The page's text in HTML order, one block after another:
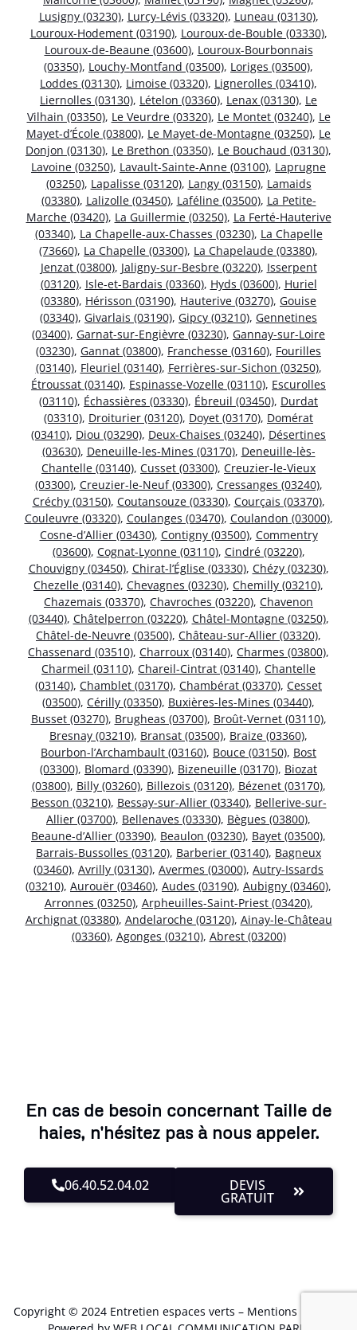
Lusigny (03230), Lurcy-Lévis (03320), Luneau (03130),
Louroux-Hodement (03190), Louroux-de-Bouble (03330),
Louroux-de-Beaune (03600), Louroux-Bourbonnais
(03350), Louchy-Montfand (03500), Loriges (03500),
Loddes (03130), Limoise (03320), Lignerolles (03410),
Liernolles (03130), Lételon (03360), Lenax (03130), Le
Vilhain (03350), Le Veurdre (03320), Le Montet (03240), Le
Mayet-d’École (03800), Le Mayet-de-Montagne (03250), Le
Donjon (03130), Le Brethon (03350), Le Bouchaud (03130),
Lavoine (03250), Lavault-Sainte-Anne (03100), Laprugne
(03250), Lapalisse (03120), Langy (03150), Lamaids
(03380), Lalizolle (03450), Laféline (03500), La Petite-
Marche (03420), La Guillermie (03250), La Ferté-Hauterive
(03340), La Chapelle-aux-Chasses (03230), La Chapelle
(73660), La Chapelle (03300), La Chapelaude (03380),
Jenzat (03800), Jaligny-sur-Besbre (03220), Isserpent
(03120), Isle-et-Bardais (03360), Hyds (03600), Huriel
(03380), Hérisson (03190), Hauterive (03270), Gouise
(03340), Givarlais (03190), Gipcy (03210), Gennetines
(03400), Garnat-sur-Engièvre (03230), Gannay-sur-Loire
(03230), Gannat (03800), Franchesse (03160), Fourilles
(03140), Fleuriel (03140), Ferrières-sur-Sichon (03250),
Étroussat (03140), Espinasse-Vozelle (03110), Escurolles
(03110), Échassières (03330), Ébreuil (03450), Durdat
(03310), Droiturier (03120), Doyet (03170), Domérat
(03410), Diou (03290), Deux-Chaises (03240), Désertines
(03630), Deneuille-les-Mines (03170), Deneuille-lès-
Chantelle (03140), Cusset (03300), Creuzier-le-Vieux
(03300), Creuzier-le-Neuf (03300), Cressanges (03240),
Créchy (03150), Coutansouze (03330), Courçais (03370),
Couleuvre (03320), Coulanges (03470), Coulandon (03000),
Cosne-d’Allier (03430), Contigny (03500), Commentry
(03600), Cognat-Lyonne (03110), Cindré (03220),
Chouvigny (03450), Chirat-l’Église (03330), Chézy (03230),
Chezelle (03140), Chevagnes (03230), Chemilly (03210),
Chazemais (03370), Chavroches (03220), Chavenon
(03440), Châtelperron (03220), Châtel-Montagne (03250),
Châtel-de-Neuvre (03500), Château-sur-Allier (03320),
Chassenard (03510), Charroux (03140), Charmes (03800),
Charmeil (03110), Chareil-Cintrat (03140), Chantelle
(03140), Chamblet (03170), Chambérat (03370), Cesset
(03500), Cérilly (03350), Buxières-les-Mines (03440),
Busset (03270), Brugheas (03700), Broût-Vernet (03110),
Bresnay (03210), Bransat (03500), Braize (03360),
Bourbon-l’Archambault (03160), Bouce (03150), Bost
(03300), Blomard (03390), Bizeneuille (03170), Biozat
(03800), Billy (03260), Billezois (03120), Bézenet (03170),
Besson (03210), Bessay-sur-Allier (03340), Bellerive-sur-
Allier (03700), Bellenaves (03330), Bègues (03800),
Beaune-d’Allier (03390), Beaulon (03230), Bayet (03500),
Barrais-Bussolles (03120), Barberier (03140), Bagneux
(03460), Avrilly (03130), Avermes (03000), Autry-Issards
(03210), Aurouër (03460), Audes (03190), Aubigny (03460),
Arronnes (03250), Arpheuilles-Saint-Priest (03420),
Archignat (03380), Andelaroche (03120), Ainay-le-Château
(03360), Agonges (03210), Abrest (03200)
En cas de besoin concernant Taille de
haies, n'hésitez pas à nous appeler.
06.40.52.04.02 DEVIS
GRATUIT
Copyright © 2024 Entretien espaces verts – Mentions Légales